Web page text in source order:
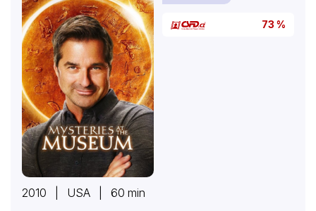
73 %
2010 | USA | 60 min